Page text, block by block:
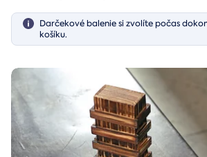
Darčekové balenie si zvolíte počas
košíku.